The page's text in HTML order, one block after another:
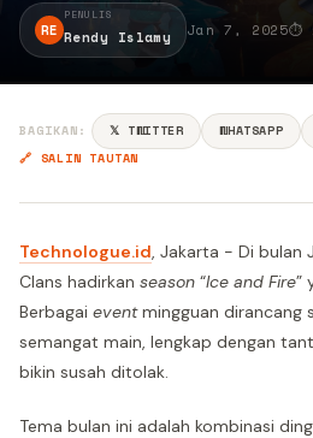
RE
PENULIS
Rendy Islamy Jan 7, 2025⏱
BAGIKAN: 𝕏 TWITTER WHATSAPP
🔗 SALIN TAUTAN
Technologue.id, Jakarta - Di bulan
Clans hadirkan season “Ice and Fire”
Berbagai eventmingguan dirancang
semangat main, lengkap dengan
bikin susah ditolak.
Tema bulan ini adalah kombinasi